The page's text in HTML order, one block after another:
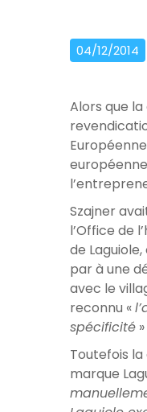
04/12/2014
Alors que
Szajner
l’Office de
de
par à une
avec le
reconnu «
spécificité
Toutefois la
marque